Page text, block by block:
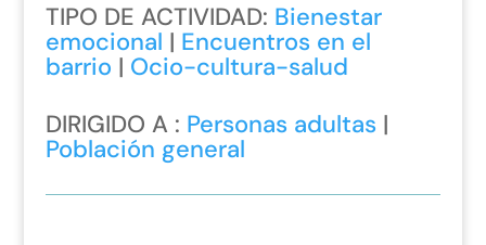
TIPO DE ACTIVIDAD: Bienestar
emocional | Encuentros en el
barrio | Ocio-cultura-salud
DIRIGIDO A : Personas adultas |
Población general